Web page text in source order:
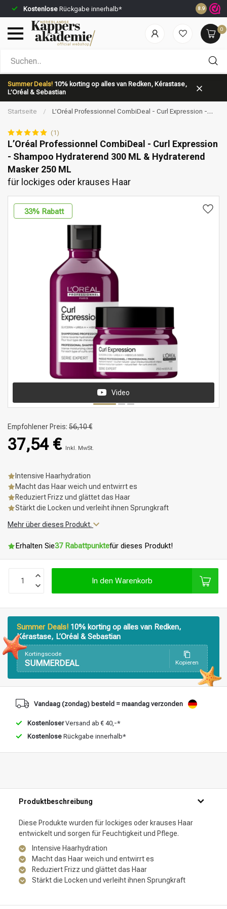
Kostenlose Rückgabe innerhalb* Vor 23:59
8.9
0
Summer Deals! 10% korting op alles van Redken, Kérastase,
L’Oréal & Sebastian
Nach welcher Kategorie suchst du?
Marken Haarpflege
Stylingprodukte Haarfärbung
Startseite /
L’Oréal Professionnel CombiDeal - Curl Expression -
lockiges oder krauses Haar
(1)
L’Oréal Professionnel CombiDeal - Curl Expression
- Shampoo Hydraterend 300 ML & Hydraterend
Masker 250 ML
für lockiges oder krauses Haar
33% Rabatt
Video
Empfohlener Preis: 56,10 €
37,54 € Inkl. MwSt.
Intensive Haarhydration
Macht das Haar weich und entwirrt es
Reduziert Frizz und glättet das Haar
Stärkt die Locken und verleiht ihnen Sprungkraft
Mehr über dieses Produkt.
Erhalten Sie37 Rabattpunktefür dieses Produkt!
In den Warenkorb
Summer Deals! 10% korting op alles van Redken,
Kérastase, L’Oréal & Sebastian
Kortingscode
SUMMERDEAL Kopieren
Vandaag (zondag) besteld = maandag verzonden
KostenloserVersand ab € 40,-*
Kostenlose Rückgabe innerhalb*
Produktbeschreibung
Diese Produkte wurden für lockiges oder krauses Haar
entwickelt und sorgen für Feuchtigkeit und Pflege.
Intensive Haarhydration
Macht das Haar weich und entwirrt es
Reduziert Frizz und glättet das Haar
Stärkt die Locken und verleiht ihnen Sprungkraft